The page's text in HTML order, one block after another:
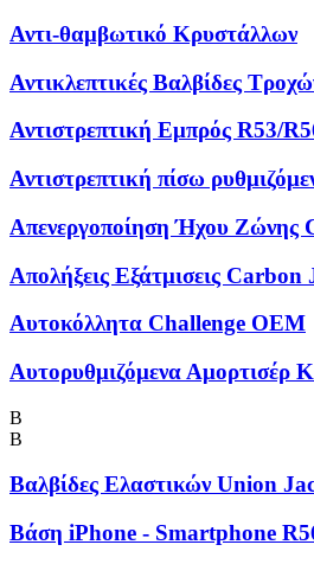
Αντι-θαμβωτικό Κρυστάλλων
Αντικλεπτικές Βαλβίδες
Αντιστρεπτική Εμπρός R53/
Αντιστρεπτική πίσω
Απενεργοποίηση Ήχου Ζώνης
Απολήξεις Εξάτμισεις
Αυτοκόλλητα Challenge OEM
Αυτορυθμιζόμενα Αμορτισέρ
Β
Β
Βαλβίδες Ελαστικών Union
Βάση iPhone - Smartphone